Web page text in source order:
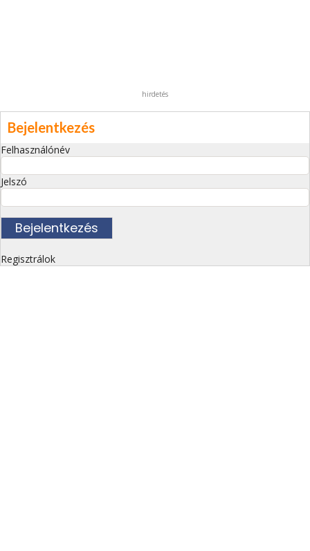
hirdetés
Bejelentkezés
Felhasználónév
Jelszó
Regisztrálok